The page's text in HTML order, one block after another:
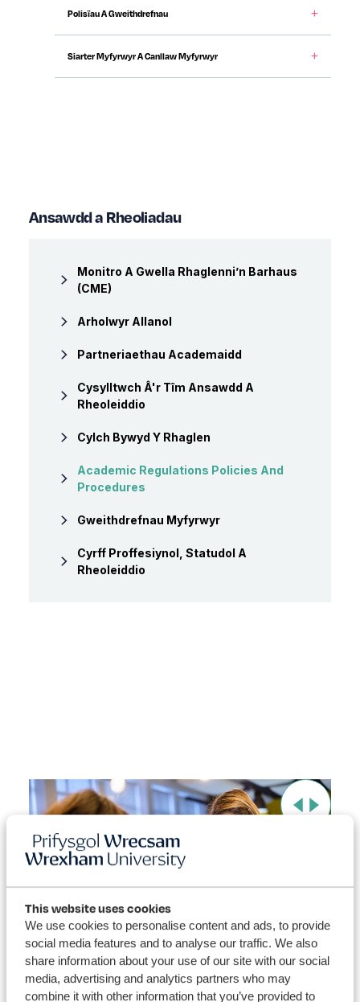
This website uses cookies
We use cookies to personalise content and ads, to provide
social media features and to analyse our traffic. We also
share information about your use of our site with our social
media, advertising and analytics partners who may
combine it with other information that you’ve provided to
Polisïau A Gweithdrefnau
Siarter Myfyrwyr A Canllaw Myfyrwyr
Ansawdd a Rheoliadau
Monitro A Gwella Rhaglenni’n Barhaus
(CME)
Arholwyr Allanol
Partneriaethau Academaidd
Cysylltwch Â'r Tîm Ansawdd A
Rheoleiddio
Cylch Bywyd Y Rhaglen
Academic Regulations Policies And
Procedures
Gweithdrefnau Myfyrwyr
Cyrff Proffesiynol, Statudol A
Rheoleiddio
Gweld ein cyrsiau